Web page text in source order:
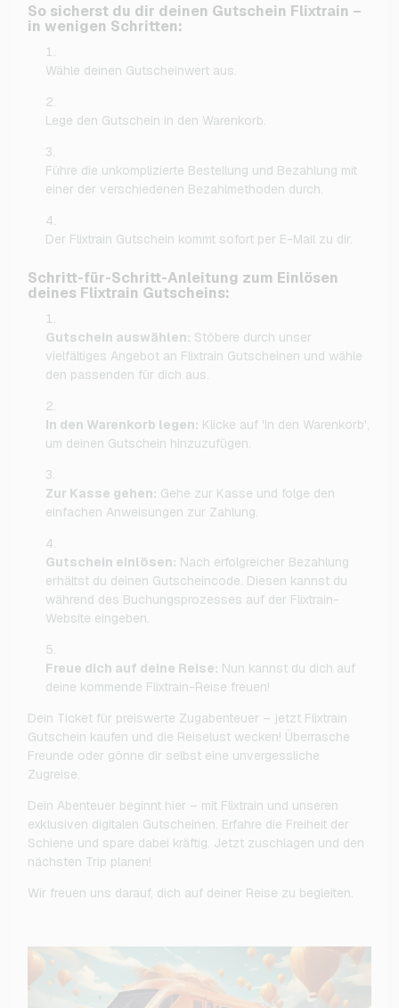
So sicherst du dir deinen Gutschein Flixtrain –
in wenigen Schritten:
Wähle deinen Gutscheinwert aus.
Lege den Gutschein in den Warenkorb.
Führe die unkomplizierte Bestellung und Bezahlung mit
einer der verschiedenen Bezahlmethoden durch.
Der Flixtrain Gutschein kommt sofort per E-Mail zu dir.
Schritt-für-Schritt-Anleitung zum Einlösen
deines Flixtrain Gutscheins:
Gutschein auswählen: Stöbere durch unser
vielfältiges Angebot an Flixtrain Gutscheinen und wähle
den passenden für dich aus.
In den Warenkorb legen: Klicke auf 'In den Warenkorb',
um deinen Gutschein hinzuzufügen.
Zur Kasse gehen: Gehe zur Kasse und folge den
einfachen Anweisungen zur Zahlung.
Gutschein einlösen: Nach erfolgreicher Bezahlung
erhältst du deinen Gutscheincode. Diesen kannst du
während des Buchungsprozesses auf der Flixtrain-
Website eingeben.
Freue dich auf deine Reise: Nun kannst du dich auf
deine kommende Flixtrain-Reise freuen!
Dein Ticket für preiswerte Zugabenteuer – jetzt Flixtrain
Gutschein kaufen und die Reiselust wecken! Überrasche
Freunde oder gönne dir selbst eine unvergessliche
Zugreise.
Dein Abenteuer beginnt hier – mit Flixtrain und unseren
exklusiven digitalen Gutscheinen. Erfahre die Freiheit der
Schiene und spare dabei kräftig. Jetzt zuschlagen und den
nächsten Trip planen!
Wir freuen uns darauf, dich auf deiner Reise zu begleiten.